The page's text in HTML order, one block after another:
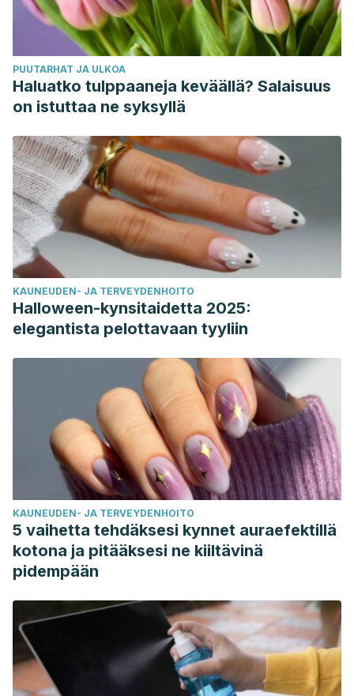
PUUTARHAT JA ULKOA
Haluatko tulppaaneja keväällä? Salaisuus
on istuttaa ne syksyllä
KAUNEUDEN- JA TERVEYDENHOITO
Halloween-kynsitaidetta 2025:
elegantista pelottavaan tyyliin
KAUNEUDEN- JA TERVEYDENHOITO
5 vaihetta tehdäksesi kynnet auraefektillä
kotona ja pitääksesi ne kiiltävinä
pidempään